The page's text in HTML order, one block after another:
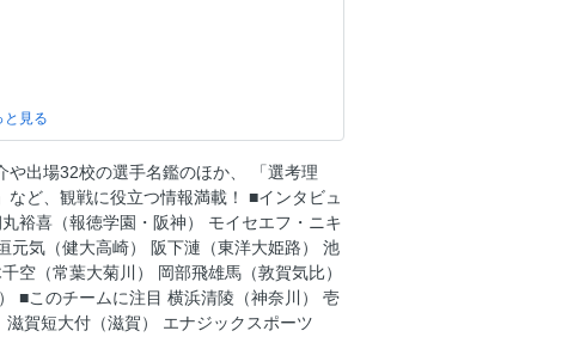
トヨタ自動車）
・阪神）
豊川・ヤクルト）
出場32校の選手名鑑のほか、 「選考理
ど、観戦に役立つ情報満載！ ■インタビュ
裕喜（報徳学園・阪神） モイセエフ・ニキ
元気（健大高崎） 阪下漣（東洋大姫路） 池
空（常葉大菊川） 岡部飛雄馬（敦賀気比）
■このチームに注目 横浜清陵（神奈川） 壱
賀短大付（滋賀） エナジックスポーツ